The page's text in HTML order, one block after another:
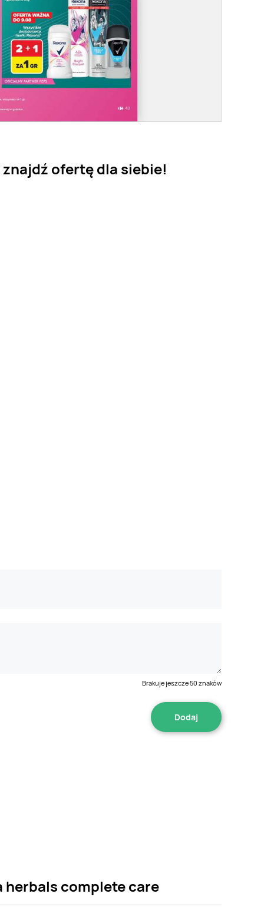
ofertę dla siebie!
Brakuje jeszcze50 znaków
herbals complete care